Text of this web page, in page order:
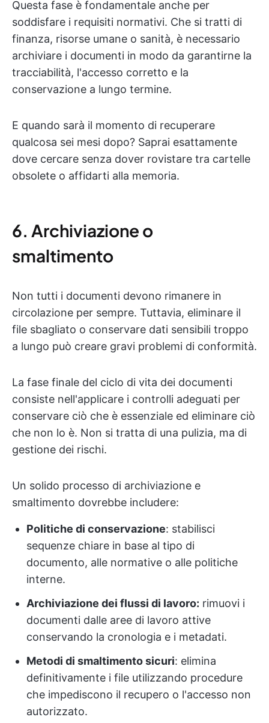
Questa fase è fondamentale anche per
soddisfare i requisiti normativi. Che si tratti di
finanza, risorse umane o sanità, è necessario
archiviare i documenti in modo da garantirne la
tracciabilità, l'accesso corretto e la
conservazione a lungo termine.
E quando sarà il momento di recuperare
qualcosa sei mesi dopo? Saprai esattamente
dove cercare senza dover rovistare tra cartelle
obsolete o affidarti alla memoria.
6. Archiviazione o
smaltimento
Non tutti i documenti devono rimanere in
circolazione per sempre. Tuttavia, eliminare il
file sbagliato o conservare dati sensibili troppo
a lungo può creare gravi problemi di conformità.
La fase finale del ciclo di vita dei documenti
consiste nell'applicare i controlli adeguati per
conservare ciò che è essenziale ed eliminare ciò
che non lo è. Non si tratta di una pulizia, ma di
gestione dei rischi.
Un solido processo di archiviazione e
smaltimento dovrebbe includere:
Politiche di conservazione: stabilisci
sequenze chiare in base al tipo di
documento, alle normative o alle politiche
interne.
Archiviazione dei flussi di lavoro: rimuovi i
documenti dalle aree di lavoro attive
conservando la cronologia e i metadati.
Metodi di smaltimento sicuri: elimina
definitivamente i file utilizzando procedure
che impediscono il recupero o l'accesso non
autorizzato.